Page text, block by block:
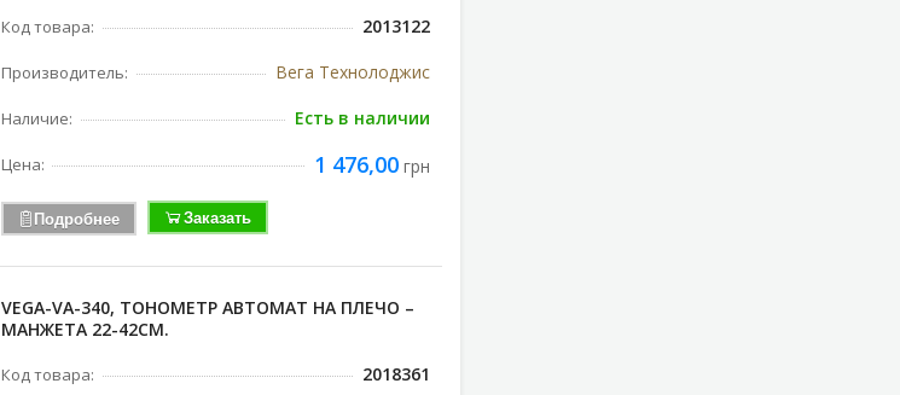
Код товара: 2013122
Производитель: Вега Технолоджис
Наличие: Есть в наличии
Цена: 1 476,00грн
Подробнее Заказать
VEGA-VA-340, ТОНОМЕТР АВТОМАТ НА ПЛЕЧО –
МАНЖЕТА 22-42СМ.
Код товара: 2018361